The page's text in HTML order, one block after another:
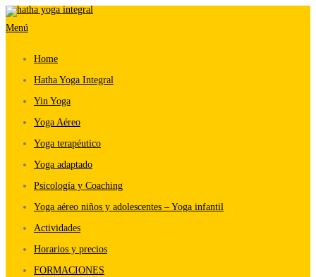
Saltar
al
Menú
Home
Hatha Yoga Integral
Yin Yoga
Yoga Aéreo
Yoga terapéutico
Yoga adaptado
Psicología y Coaching
Yoga aéreo niños y adolescentes – Yoga infantil
Actividades
Horarios y precios
FORMACIONES